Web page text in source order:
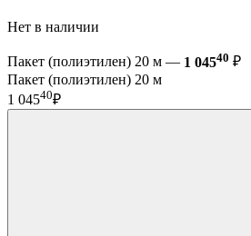
Нет в наличии
Пакет (полиэтилен) 20 м — 1 04540 ₽
Пакет (полиэтилен) 20 м
1 04540₽